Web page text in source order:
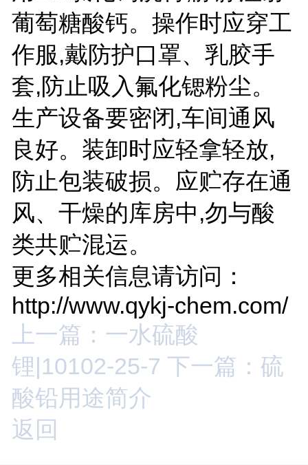
葡萄糖酸钙。操作时应穿工
作服,戴防护口罩、乳胶手
套,防止吸入氟化锶粉尘。
生产设备要密闭,车间通风
良好。装卸时应轻拿轻放,
防止包装破损。应贮存在通
风、干燥的库房中,勿与酸
类共贮混运。
更多相关信息请访问：
http://www.qykj-chem.com/
上一篇：一水硫酸
锂|10102-25-7 下一篇：硫
酸铅用途简介
返回